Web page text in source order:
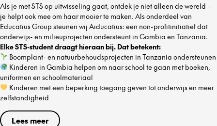
Als je met STS op uitwisseling gaat, ontdek je niet alleen de wereld –
je helpt ook mee om haar mooier te maken. Als onderdeel van
Educatius Group steunen wij Aiducatius: een non-profitinitiatief dat
onderwijs- en milieuprojecten ondersteunt in Gambia en Tanzania.
Elke STS-student draagt hieraan bij. Dat betekent:
Boomplant- en natuurbehoudsprojecten in Tanzania ondersteunen
Kinderen in Gambia helpen om naar school te gaan met boeken,
uniformen en schoolmateriaal
Kinderen met een beperking toegang geven tot onderwijs en meer
zelfstandigheid
Lees meer